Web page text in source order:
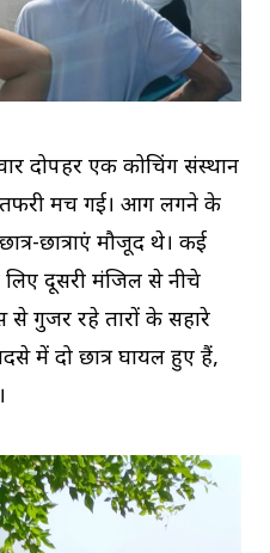
दोपहर एक कोचिंग संस्थान
मच गई। आग लगने के
छात्राएं मौजूद थे। कई
लिए दूसरी मंजिल से नीचे
गुजर रहे तारों के सहारे
में दो छात्र घायल हुए हैं,